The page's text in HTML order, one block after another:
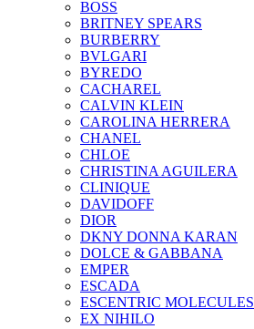
BOSS
BRITNEY SPEARS
BURBERRY
BVLGARI
BYREDO
CACHAREL
CALVIN KLEIN
CAROLINA HERRERA
CHANEL
CHLOE
CHRISTINA AGUILERA
CLINIQUE
DAVIDOFF
DIOR
DKNY DONNA KARAN
DOLCE & GABBANA
EMPER
ESCADA
ESCENTRIC MOLECULES
EX NIHILO